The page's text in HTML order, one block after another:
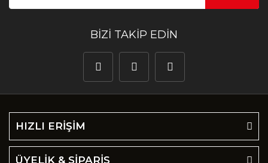
BİZİ TAKİP EDİN
HIZLI ERİŞİM
ÜYELİK & SİPARİŞ